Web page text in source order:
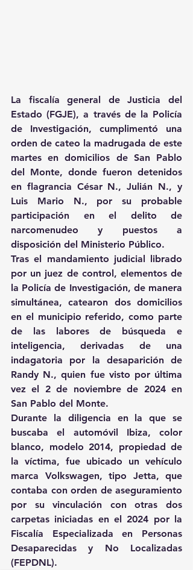
La fiscalía general de Justicia del
Estado (FGJE), a través de la Policía
de Investigación, cumplimentó una
orden de cateo la madrugada de este
martes en domicilios de San Pablo
del Monte, donde fueron detenidos
en flagrancia César N., Julián N., y
Luis Mario N., por su probable
participación en el delito de
narcomenudeo y puestos a
disposición del Ministerio Público.
Tras el mandamiento judicial librado
por un juez de control, elementos de
la Policía de Investigación, de manera
simultánea, catearon dos domicilios
en el municipio referido, como parte
de las labores de búsqueda e
inteligencia, derivadas de una
indagatoria por la desaparición de
Randy N., quien fue visto por última
vez el 2 de noviembre de 2024 en
San Pablo del Monte.
Durante la diligencia en la que se
buscaba el automóvil Ibiza, color
blanco, modelo 2014, propiedad de
la víctima, fue ubicado un vehículo
marca Volkswagen, tipo Jetta, que
contaba con orden de aseguramiento
por su vinculación con otras dos
carpetas iniciadas en el 2024 por la
Fiscalía Especializada en Personas
Desaparecidas y No Localizadas
(FEPDNL).